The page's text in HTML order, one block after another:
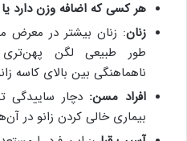
هر کسی که اضافه وزن دارد
زنان: زنان بیشتر در معرض
طور طبیعی لگن پهن‌تری
ناهماهنگی بین بالای کاسه
افراد مسن: دچار ساییدگی
بیماری خالی کردن زانو در